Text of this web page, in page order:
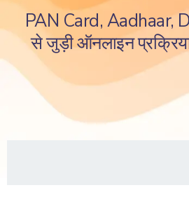
PAN Card, Aadhaar,
से जुड़ी ऑनलाइन